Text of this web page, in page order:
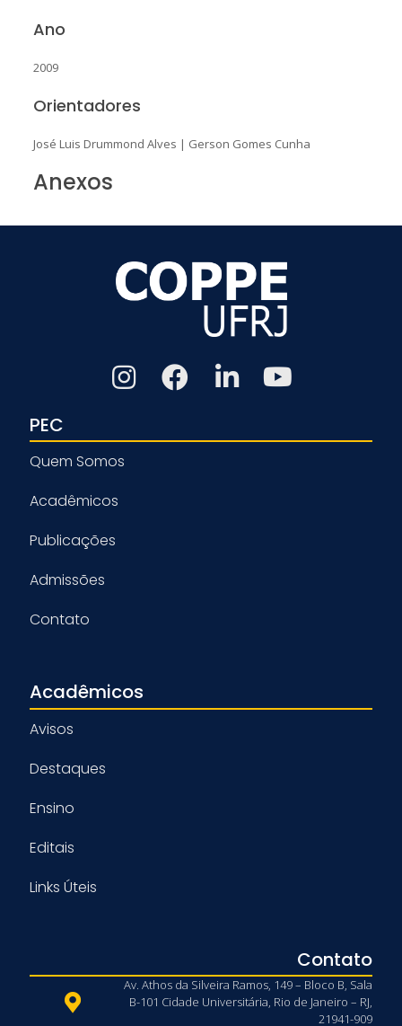
Ano
2009
Orientadores
José Luis Drummond Alves | Gerson Gomes Cunha
Anexos
PEC
Quem Somos
Acadêmicos
Publicações
Admissões
Contato
Acadêmicos
Avisos
Destaques
Ensino
Editais
Links Úteis
Contato
Av. Athos da Silveira Ramos, 149 – Bloco B, Sala
B-101 Cidade Universitária, Rio de Janeiro – RJ,
21941-909